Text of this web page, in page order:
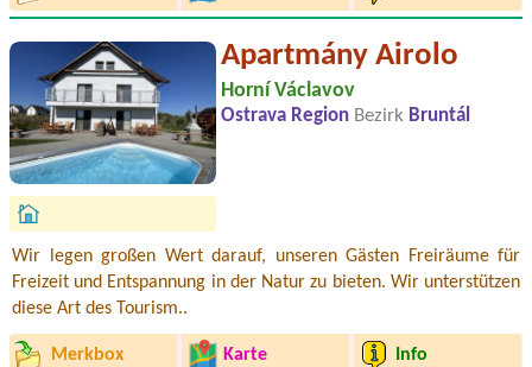
Apartmány Airolo
Horní Václavov
Ostrava Region Bezirk Bruntál
Wir legen großen Wert darauf, unseren Gästen Freiräume für
Freizeit und Entspannung in der Natur zu bieten. Wir unterstützen
diese Art des Tourism..
Merkbox Karte Info